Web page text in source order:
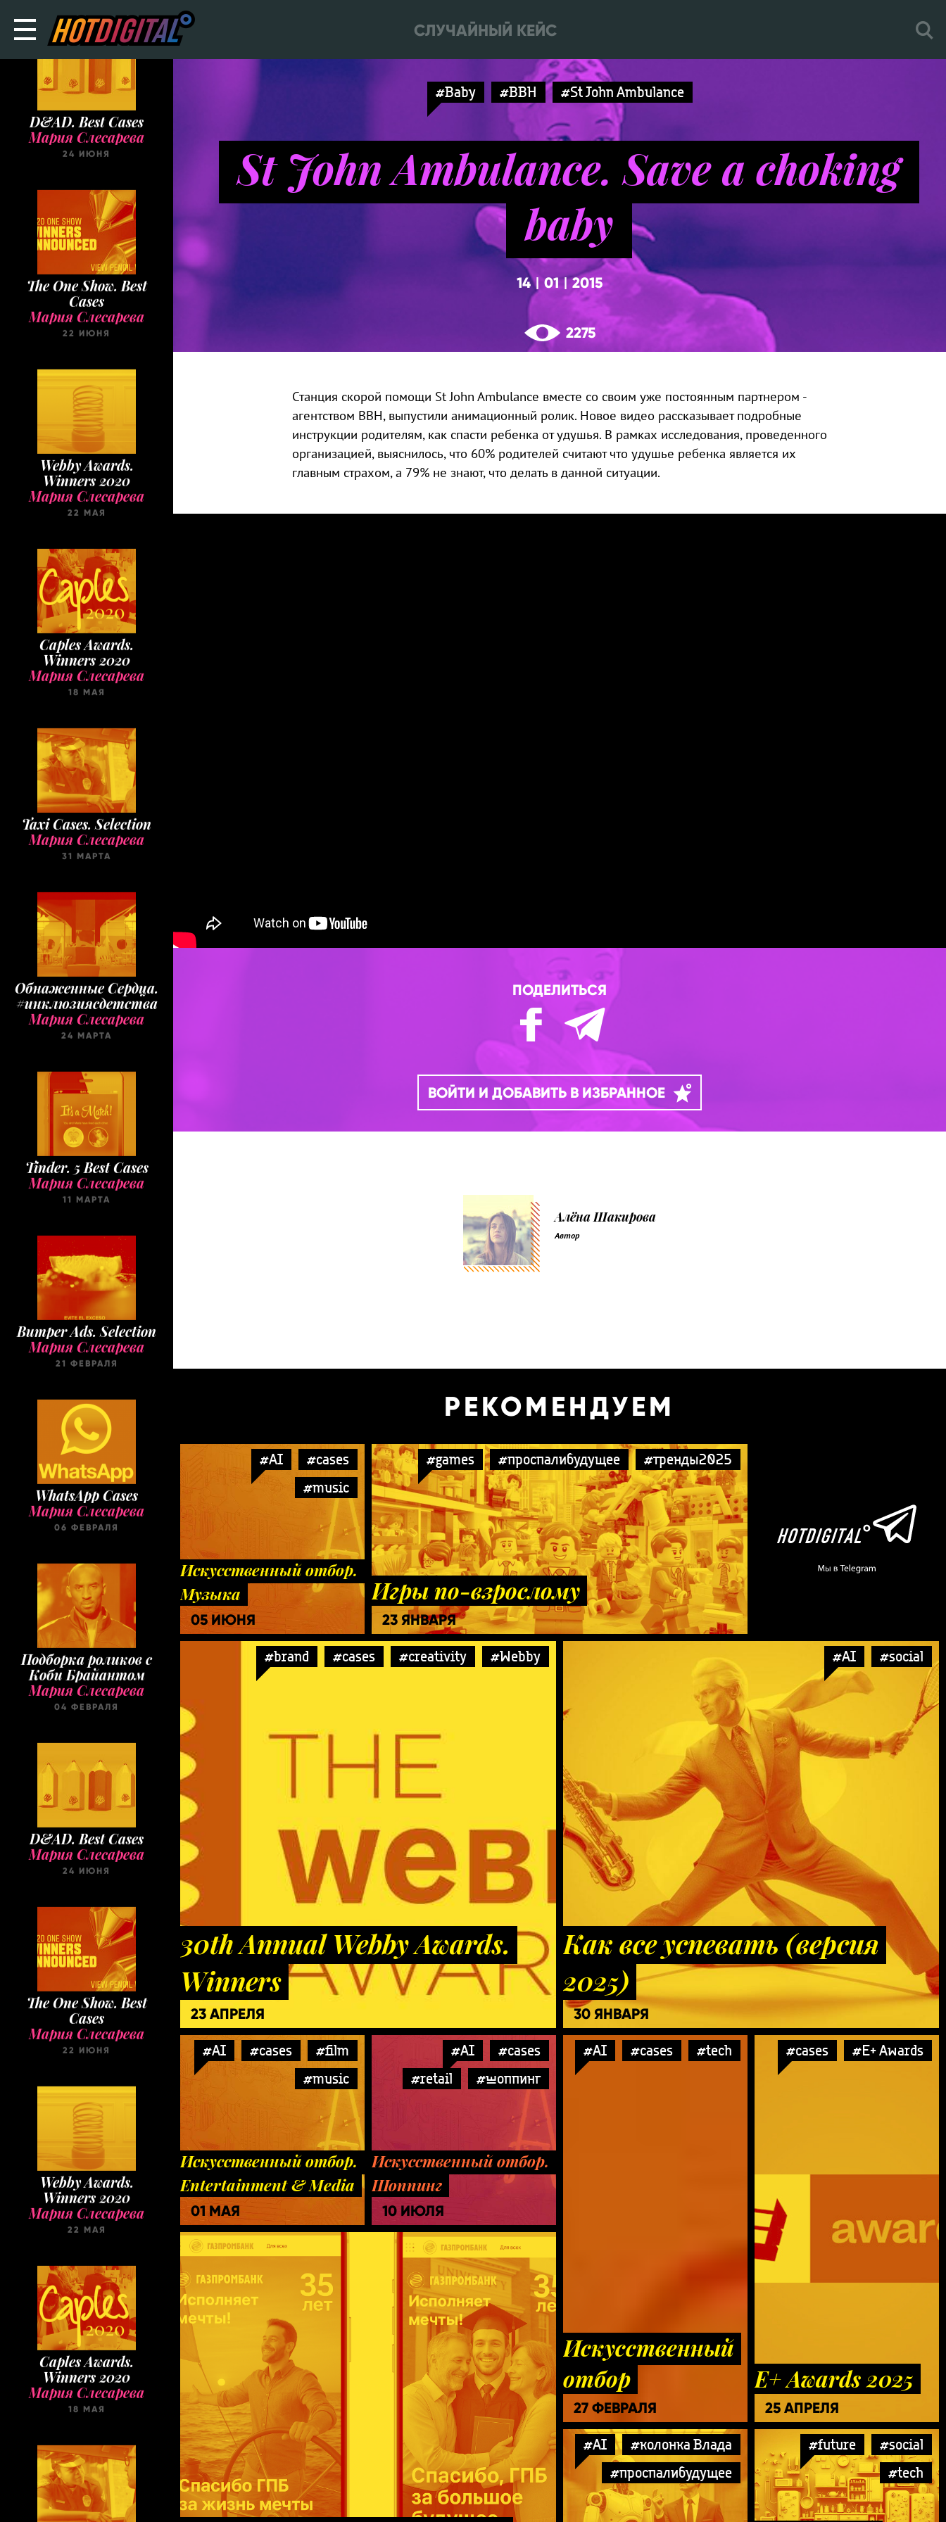
СЛУЧАЙНЫЙ КЕЙС
D&AD. Best Cases
Мария Слесарева
The One Show. Best
Cases
Мария Слесарева
Webby Awards.
Winners 2020
Мария Слесарева
Caples Awards.
Winners 2020
Мария Слесарева
Taxi Cases. Selection
Мария Слесарева
Обнаженные Cердца.
#инклюзиясдетства
Мария Слесарева
Tinder. 5 Best Cases
Мария Слесарева
Bumper Ads. Selection
Мария Слесарева
21 ФЕВРАЛЯ
WhatsApp Cases
Мария Слесарева
06 ФЕВРАЛЯ
Подборка роликов с
Коби Брайантом
Мария Слесарева
04 ФЕВРАЛЯ
D&AD. Best Cases
Мария Слесарева
The One Show. Best
Cases
Мария Слесарева
Webby Awards.
Winners 2020
Мария Слесарева
Caples Awards.
Winners 2020
Мария Слесарева
#Baby #BBH #St John Ambulance
St John Ambulance. Save a choking
baby
14 01|2015
2275
Станция скорой помощи St John Ambulance вместе со своим уже постоянным партнером -
агентством BBH, выпустили анимационный ролик. Новое видео рассказывает подробные
инструкции родителям, как спасти ребенка от удушья. В рамках исследования, проведенного
организацией, выяснилось, что 60% родителей считают что удушье ребенка является их
главным страхом, а 79% не знают, что делать в данной ситуации.
ПОДЕЛИТЬСЯ
ВОЙТИ И ДОБАВИТЬ В ИЗБРАННОЕ
Алёна Шакирова
Автор
РЕКОМЕНДУЕМ
#AI
#cases
#music
Искусственный отбор.
Музыка
05 ИЮНЯ
#games #проспалибудущее #тренды2025
Игры по-взрослому
23 ЯНВАРЯ
#brand #cases #creativity #Webby
30th Annual Webby Awards.
Winners
23 АПРЕЛЯ
#AI #social
Как все успевать (версия
2025)
30 ЯНВАРЯ
#AI #cases
#film
#music
Искусственный отбор.
Entertainment & Media
01 МАЯ
#AI
#cases
#retail
#шоппинг
Искусственный отбор.
Шоппинг
10 ИЮЛЯ
#AI #cases #tech
Искусственный
отбор
27 ФЕВРАЛЯ
#cases #E+ Awards
E+ Awards 2025
25 АПРЕЛЯ
#AI
#колонка Влада
#проспалибудущее
#future
#social
#tech